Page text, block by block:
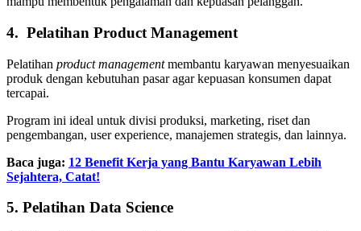
4. Pelatihan Product Management
Pelatihan product managementmembantu karyawan menyesuaikan
produk dengan kebutuhan pasar agar kepuasan konsumen dapat
tercapai.
Program ini ideal untuk divisi produksi, marketing, riset dan
pengembangan, user experience, manajemen strategis, dan lainnya.
Baca juga: 12 Benefit Kerja yang Bantu Karyawan Lebih
Sejahtera, Catat!
5. Pelatihan Data Science